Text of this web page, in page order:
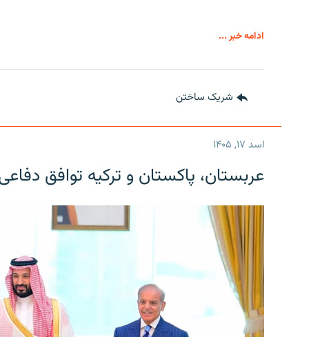
ادامه خبر ...
شریک ساختن
اسد ۱۷, ۱۴۰۵
عربستان، پاکستان و ترکیه توافق